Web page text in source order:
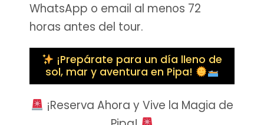
WhatsApp o email al menos 72
horas antes del tour.
¡Prepárate para un día lleno de
sol, mar y aventura en Pipa!
¡Reserva Ahora y Vive la Magia de